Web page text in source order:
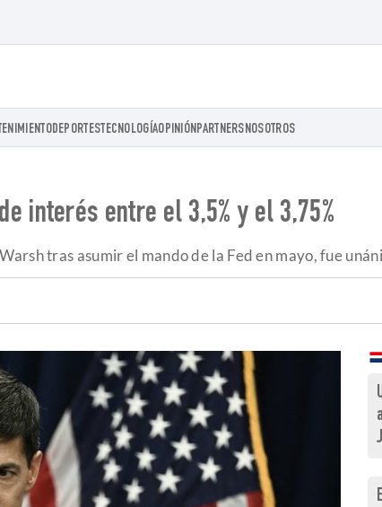
DEPORTESTECNOLOGÍAOPINIÓNPARTNERSNOSOTROS
interés entre el 3,5% y el 3,75%
tras asumir el mando de la Fed en mayo, fue